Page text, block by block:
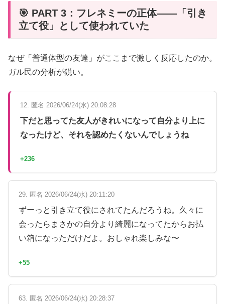
🎯 PART 3：フレネミーの正体——「引き
立て役」として使われていた
なぜ「普通体型の友達」がここまで激しく反応したのか。
ガル民の分析が鋭い。
12. 匿名 2026/06/24(水) 20:08:28
下だと思ってた友人がきれいになって自分より上に
なったけど、それを認めたくないんでしょうね
+236
29. 匿名 2026/06/24(水) 20:11:20
ずーっと引き立て役にされてたんだろうね。久々に
会ったらまさかの自分より綺麗になってたからお払
い箱になっただけだよ。おしゃれ楽しみな〜
+55
63. 匿名 2026/06/24(水) 20:28:37